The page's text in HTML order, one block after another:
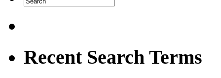
Recent Search Terms